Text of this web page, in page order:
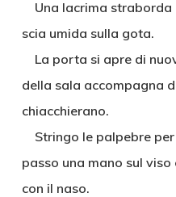
Una lacrima straborda
scia umida sulla gota.
La porta si apre di
della sala accompagna
chiacchierano.
Stringo le palpebre per
passo una mano sul
con il naso.